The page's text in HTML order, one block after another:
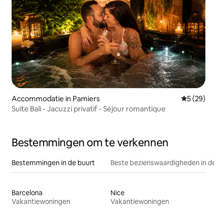
Accommodatie in Pamiers
5 (29)
Suite Bali - Jacuzzi privatif - Séjour romantique
Bestemmingen om te verkennen
Bestemmingen in de buurt Beste bezienswaardigheden in
Barcelona
Vakantiewoningen
Nice
Vakantiewoningen